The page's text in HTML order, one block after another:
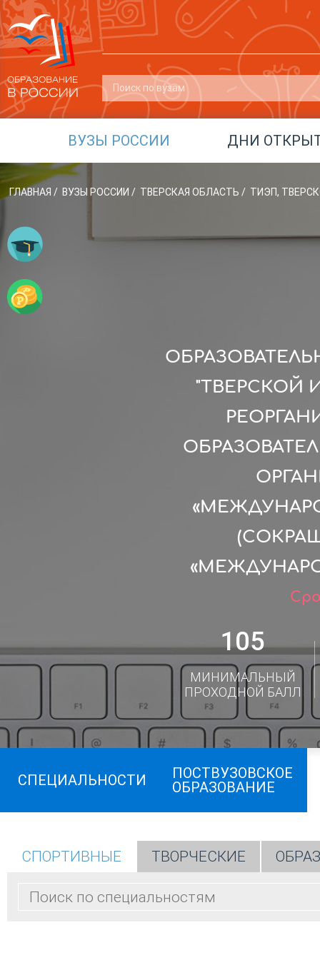
ВУЗЫ РОССИИ ДНИ
ГЛАВНАЯ / ВУЗЫ РОССИИ / ТВЕРСКАЯ ОБЛАСТЬ / ТИЭП,
"ТВЕРСКОЙ
105
МИНИМАЛЬНЫЙ
ПРОХОДНОЙ БАЛЛ
СПЕЦИАЛЬНОСТИ
ПОСТВУЗОВСКОЕ
ОБРАЗОВАНИЕ
СПОРТИВНЫЕ ТВОРЧЕСКИЕ